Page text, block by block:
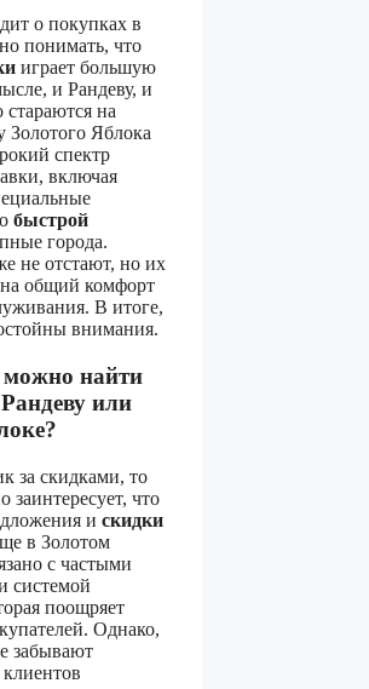
о покупках в
понимать, что
играет большую
и Рандеву, и
стараются на
Золотого Яблока
спектр
включая
быстрой
города.
не отстают, но их
общий комфорт
В итоге,
внимания.
найти
или
за скидками, то
заинтересует, что
и скидки
в Золотом
с частыми
системой
поощряет
Однако,
забывают